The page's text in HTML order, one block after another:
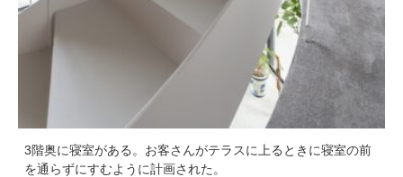
3階奥に寝室がある。お客さんがテラスに上るときに寝室の前
を通らずにすむように計画された。